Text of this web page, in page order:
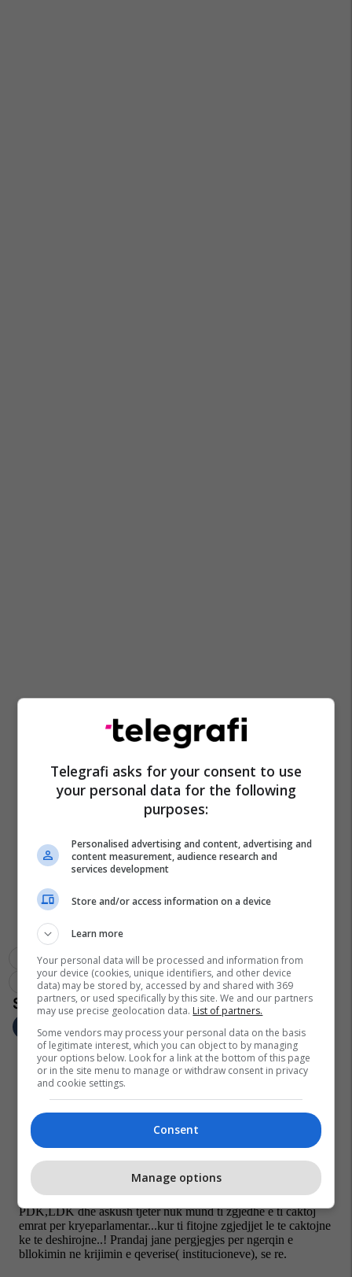
Kuvendi I Kosovës Seanca Konstituive
Haxhi Avdyli
Konstituimi I Kuvendit
Telegrafi asks for your consent to use
your personal data for the following
purposes:
Personalised advertising and content, advertising and
content measurement, audience research and
services development
Store and/or access information on a device
Learn more
Your personal data will be processed and information from
your device (cookies, unique identifiers, and other device
data) may be stored by, accessed by and shared with 369
partners, or used specifically by this site. We and our partners
may use precise geolocation data. List of partners.
Some vendors may process your personal data on the basis
of legitimate interest, which you can object to by managing
your options below. Look for a link at the bottom of this page
or in the site menu to manage or withdraw consent in privacy
and cookie settings.
Consent
Manage options